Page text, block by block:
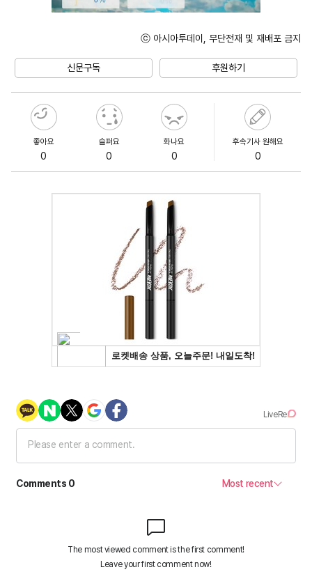
ⓒ 아시아투데이, 무단전재 및 재배포 금지
신문구독 후원하기
좋아요
0
슬퍼요
0
화나요
0
후속기사 원해요
0